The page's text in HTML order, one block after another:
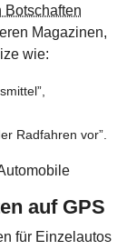
Botschaften
Magazinen,
wie:
Radfahren vor”
auf GPS
für Einzelautos